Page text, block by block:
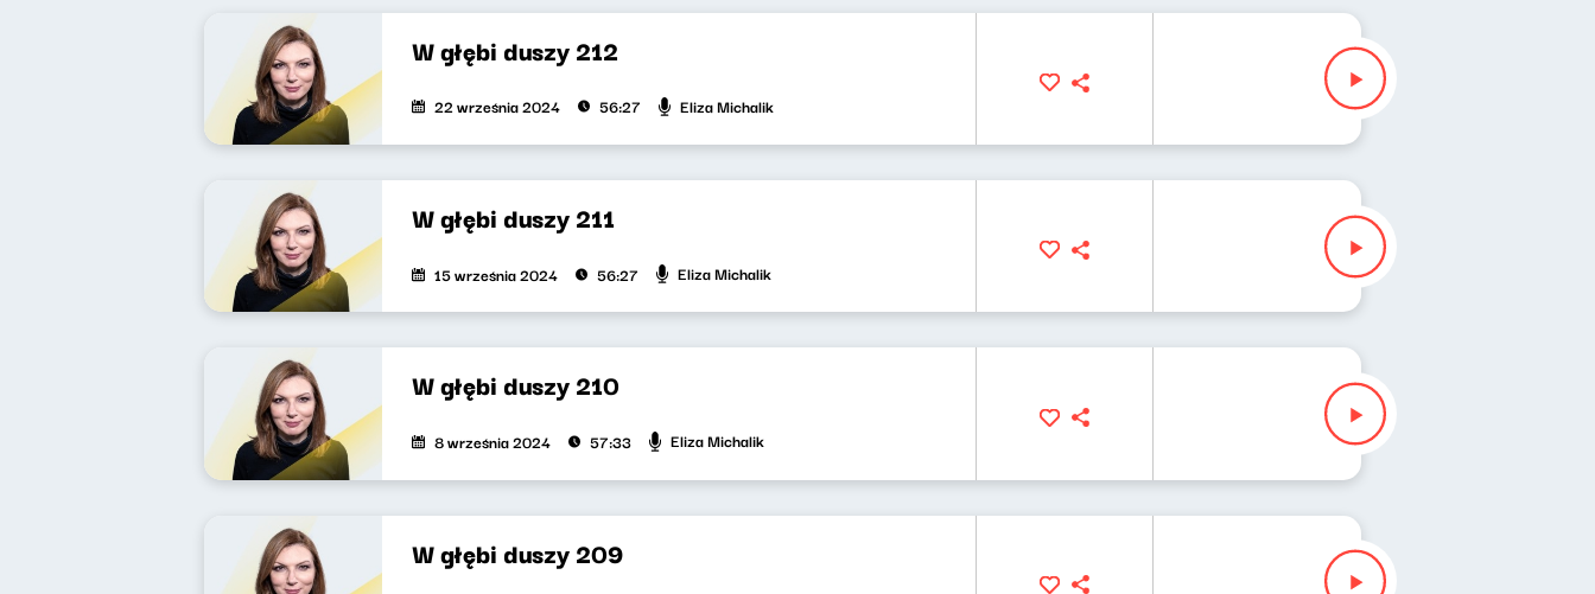
W głębi duszy 212
22 września 2024 56:27 Eliza Michalik
W głębi duszy 211
15 września 2024 56:27 Eliza Michalik
W głębi duszy 210
8 września 2024 57:33 Eliza Michalik
W głębi duszy 209